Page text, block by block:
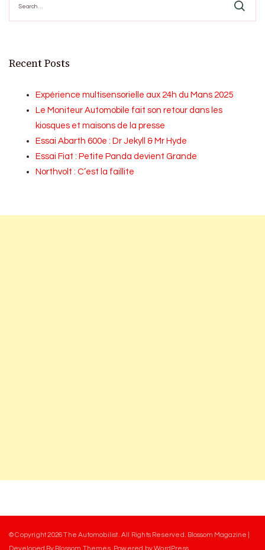
for:
Recent Posts
Expérience multisensorielle aux 24h du Mans 2025
Le Moniteur Automobile fait son retour dans les
kiosques et maisons de la presse
Essai Abarth 600e : Dr Jekyll & Mr Hyde
Essai Fiat : Petite Panda devient Grande
Northvolt : C’est la faillite
© Copyright 2026The Automobilist. All Rights Reserved. Blossom Magazine |
Developed By Blossom Themes. Powered byWordPress